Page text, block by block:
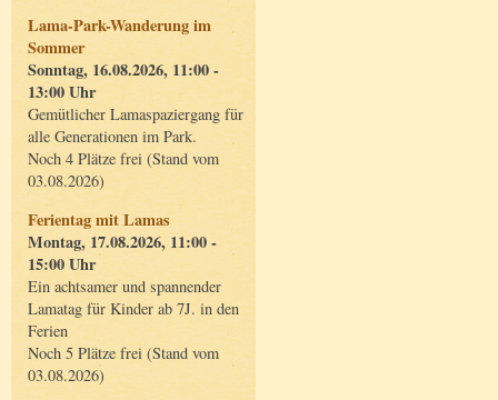
Lama-Park-Wanderung im
Sommer
Sonntag, 16.08.2026, 11:00 -
13:00 Uhr
Gemütlicher Lamaspaziergang für
alle Generationen im Park.
Noch 4 Plätze frei (Stand vom
03.08.2026)
Ferientag mit Lamas
Montag, 17.08.2026, 11:00 -
15:00 Uhr
Ein achtsamer und spannender
Lamatag für Kinder ab 7J. in den
Ferien
Noch 5 Plätze frei (Stand vom
03.08.2026)